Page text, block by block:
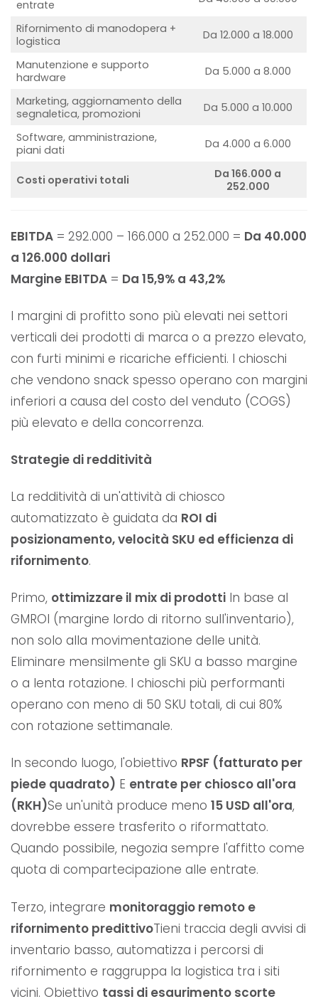
entrate
Rifornimento di manodopera +
logistica
Da 12.000 a 18.000
Manutenzione e supporto
hardware
Da 5.000 a 8.000
Marketing, aggiornamento della
segnaletica, promozioni
Da 5.000 a 10.000
Software, amministrazione,
piani dati
Da 4.000 a 6.000
Costi operativi totali
Da 166.000 a
252.000
EBITDA = 292.000 – 166.000 a 252.000 = Da 40.000
a 126.000 dollari
Margine EBITDA = Da 15,9% a 43,2%
I margini di profitto sono più elevati nei settori
verticali dei prodotti di marca o a prezzo elevato,
con furti minimi e ricariche efficienti. I chioschi
che vendono snack spesso operano con margini
inferiori a causa del costo del venduto (COGS)
più elevato e della concorrenza.
Strategie di redditività
La redditività di un'attività di chiosco
automatizzato è guidata da ROI di
posizionamento, velocità SKU ed efficienza di
rifornimento.
Primo, ottimizzare il mix di prodotti In base al
GMROI (margine lordo di ritorno sull'inventario),
non solo alla movimentazione delle unità.
Eliminare mensilmente gli SKU a basso margine
o a lenta rotazione. I chioschi più performanti
operano con meno di 50 SKU totali, di cui 80%
con rotazione settimanale.
In secondo luogo, l'obiettivo RPSF (fatturato per
piede quadrato) E entrate per chiosco all'ora
(RKH)Se un'unità produce meno 15 USD all'ora,
dovrebbe essere trasferito o riformattato.
Quando possibile, negozia sempre l'affitto come
quota di compartecipazione alle entrate.
Terzo, integrare monitoraggio remoto e
rifornimento predittivoTieni traccia degli avvisi di
inventario basso, automatizza i percorsi di
rifornimento e raggruppa la logistica tra i siti
vicini. Obiettivo tassi di esaurimento scorte